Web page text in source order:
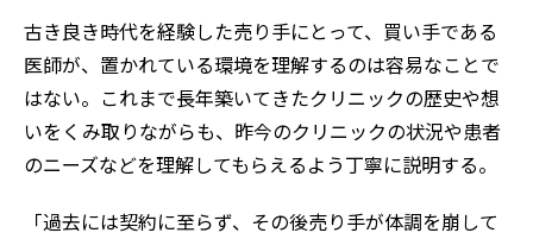
古き良き時代を経験した売り手にとって、買い手である
医師が、置かれている環境を理解するのは容易なことで
はない。これまで長年築いてきたクリニックの歴史や想
いをくみ取りながらも、昨今のクリニックの状況や患者
のニーズなどを理解してもらえるよう丁寧に説明する。
「過去には契約に至らず、その後売り手が体調を崩して